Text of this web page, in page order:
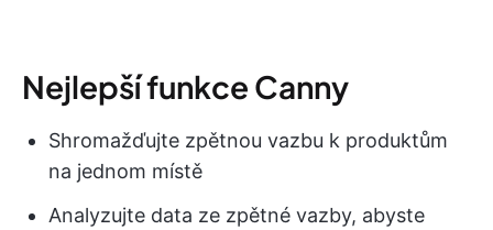
Nejlepší funkce Canny
Shromažďujte zpětnou vazbu k produktům
na jednom místě
Analyzujte data ze zpětné vazby, abyste